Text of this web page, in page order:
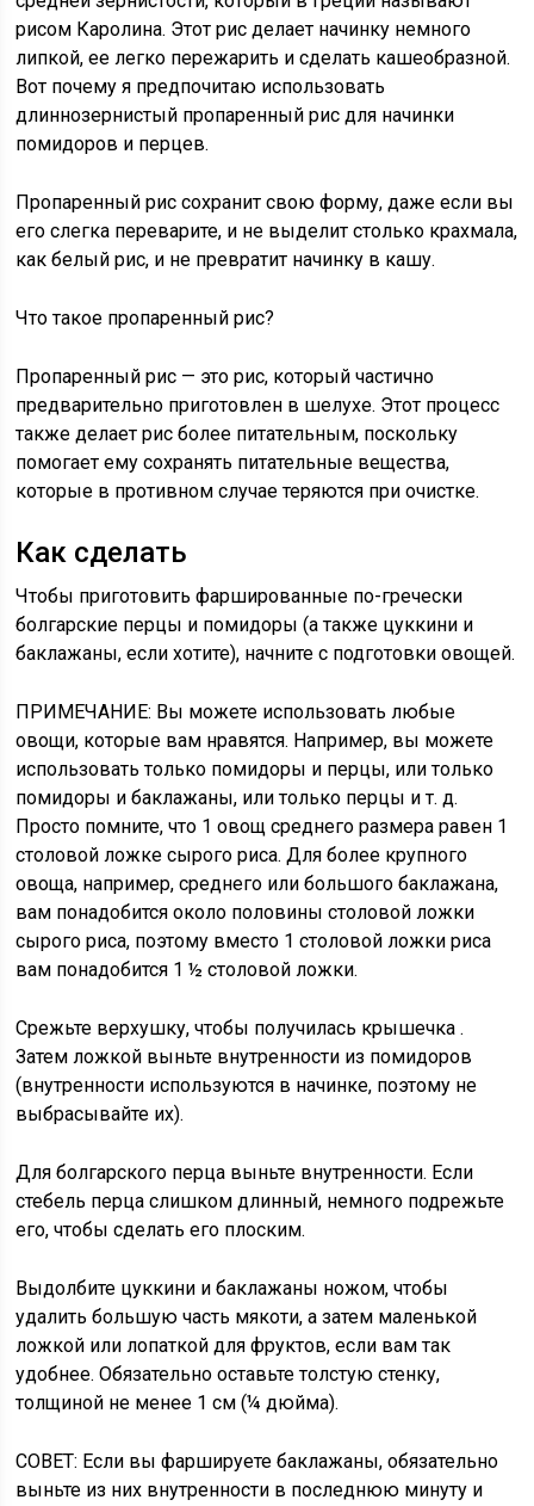
рисом Каролина. Этот рис делает начинку немного
липкой, ее легко пережарить и сделать кашеобразной.
Вот почему я предпочитаю использовать
длиннозернистый пропаренный рис для начинки
помидоров и перцев.
Пропаренный рис сохранит свою форму, даже если вы
его слегка переварите, и не выделит столько крахмала,
как белый рис, и не превратит начинку в кашу.
Что такое пропаренный рис?
Пропаренный рис — это рис, который частично
предварительно приготовлен в шелухе. Этот процесс
также делает рис более питательным, поскольку
помогает ему сохранять питательные вещества,
которые в противном случае теряются при очистке.
Как сделать
Чтобы приготовить фаршированные по-гречески
болгарские перцы и помидоры (а также цуккини и
баклажаны, если хотите), начните с подготовки овощей.
ПРИМЕЧАНИЕ: Вы можете использовать любые
овощи, которые вам нравятся. Например, вы можете
использовать только помидоры и перцы, или только
помидоры и баклажаны, или только перцы и т. д.
Просто помните, что 1 овощ среднего размера равен 1
столовой ложке сырого риса. Для более крупного
овоща, например, среднего или большого баклажана,
вам понадобится около половины столовой ложки
сырого риса, поэтому вместо 1 столовой ложки риса
вам понадобится 1 ½ столовой ложки.
Срежьте верхушку, чтобы получилась крышечка .
Затем ложкой выньте внутренности из помидоров
(внутренности используются в начинке, поэтому не
выбрасывайте их).
Для болгарского перца выньте внутренности. Если
стебель перца слишком длинный, немного подрежьте
его, чтобы сделать его плоским.
Выдолбите цуккини и баклажаны ножом, чтобы
удалить большую часть мякоти, а затем маленькой
ложкой или лопаткой для фруктов, если вам так
удобнее. Обязательно оставьте толстую стенку,
толщиной не менее 1 см (¼ дюйма).
СОВЕТ: Если вы фаршируете баклажаны, обязательно
выньте из них внутренности в последнюю минуту и ​​